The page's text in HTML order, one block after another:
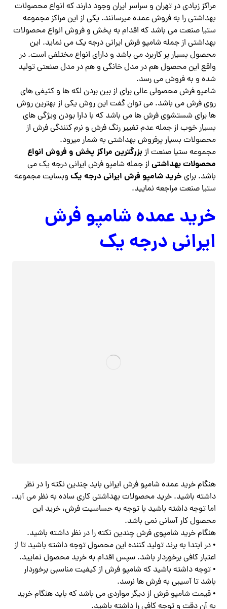
مراکز زیادی در تهران و سراسر ایران وجود دارند که انواع محصولات
بهداشتی را به فروش عمده میرسانند. یکی از این مراکز مجموعه
ستیا صنعت می باشد که اقدام به پخش و فروش انواع محصولات
بهداشتی از جمله شامپو فرش ایرانی درجه یک می نماید. این
محصول بسیار پر کاربرد می باشد و دارای انواع مختلفی است. در
واقع این محصول هم در مدل خانگی و هم در مدل صنعتی تولید
شده و به فروش می رسد.
شامپو فرش محصولی عالی برای از بین بردن لکه ها و کثیفی های
روی فرش می باشد. می توان گفت این روش یکی از بهترین روش
ها برای شستشوی فرش ها می باشد که با دارا بودن ویژگی های
بسیار خوب از جمله عدم تغییر رنگ فرش و نرم کنندگی فرش از
محصولات بسیار پرفروش بهداشتی به شمار میرود.
مجموعه ستیا صنعت ازبزرگترین مراکز پخش و فروش انواع
محصولات بهداشتی از جمله شامپو فرش ایرانی درجه یک می
باشد. برای خرید شامپو فرش ایرانی درجه یک وبسایت مجموعه
ستیا صنعت مراجعه نمایید.
خرید عمده شامپو فرش
ایرانی درجه یک
هنگام خرید عمده شامپو فرش ایرانی باید چندین نکته را در نظر
داشته باشید. خرید محصولات بهداشتی کاری ساده به نظر می آید.
اما توجه داشته باشید با توجه به حساسیت فرش، خرید این
محصول کار آسانی نمی باشد.
هنگام خرید شامپوی فرش چندین نکته را در نظر داشته باشید.
• در ابتدا به برند تولید کننده این محصول توجه داشته باشید تا از
اعتبار کافی برخوردار باشد. سپس اقدام به خرید محصول نمایید.
• توجه داشته باشید که شامپو فرش از کیفیت مناسبی برخوردار
باشد تا آسیبی به فرش ها نرسد.
• قیمت شامپو فرش از دیگر مواردی می باشد که باید هنگام خرید